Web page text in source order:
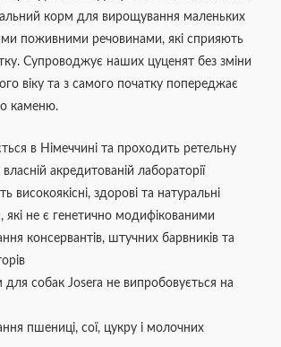
корм для вирощування маленьких
поживними речовинами, які сприяють
Супроводжує наших цуценят без зміни
віку та з самого початку попереджає
каменю.
в Німеччині та проходить ретельну
власній акредитованій лабораторії
високоякісні, здорові та натуральні
які не є генетично модифікованими
консервантів, штучних барвників та
собак Josera не випробовується на
пшениці, сої, цукру і молочних